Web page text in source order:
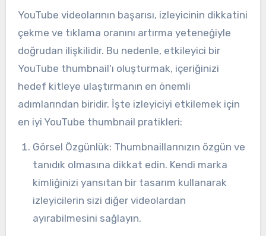
YouTube videolarının başarısı, izleyicinin dikkatini
çekme ve tıklama oranını artırma yeteneğiyle
doğrudan ilişkilidir. Bu nedenle, etkileyici bir
YouTube thumbnail'ı oluşturmak, içeriğinizi
hedef kitleye ulaştırmanın en önemli
adımlarından biridir. İşte izleyiciyi etkilemek için
en iyi YouTube thumbnail pratikleri:
Görsel Özgünlük: Thumbnaillarınızın özgün ve
tanıdık olmasına dikkat edin. Kendi marka
kimliğinizi yansıtan bir tasarım kullanarak
izleyicilerin sizi diğer videolardan
ayırabilmesini sağlayın.